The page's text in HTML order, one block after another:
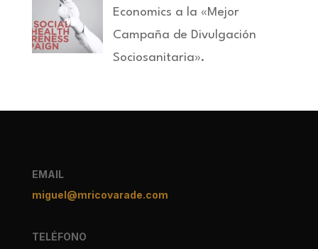
Economics a la «Mejor
Campaña de Divulgación
Sociosanitaria».
EMAIL
miguel@mricovarade.com
TELÉFONO